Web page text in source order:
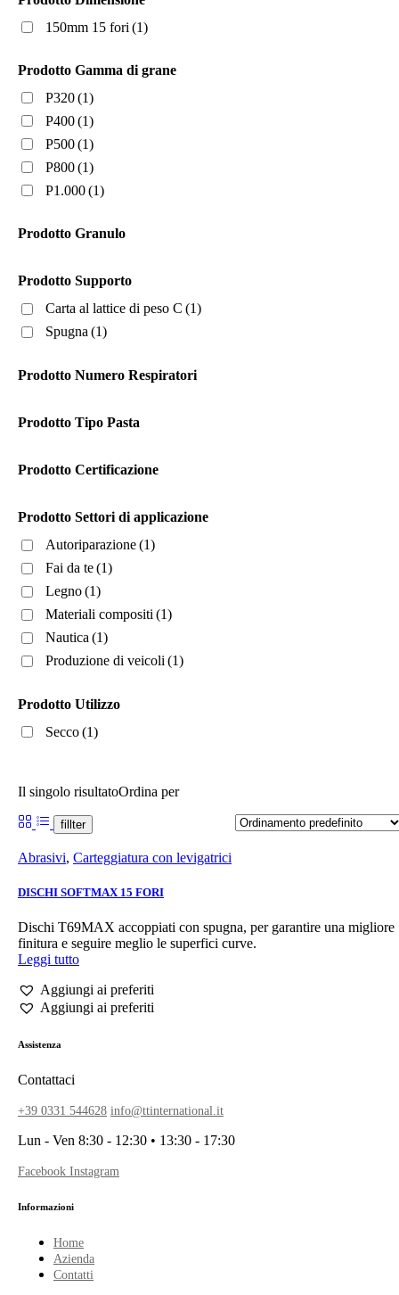
Fai da te (1)
Materiali compositi(1)
Nautica
Produzione di veicoli
Prodotto Utilizzo
150mm 15 fori (1)
Prodotto Gamma di grane
P320(1)
P400(1)
P500(1)
P800(1)
P1.000(1)
Prodotto Granulo
Prodotto Supporto
Carta al lattice di peso C (1)
Spugna (1)
Prodotto Numero Respiratori
Prodotto Tipo Pasta
Prodotto Certificazione
Prodotto Settori di applicazione
Autoriparazione(1)
Fai da te(1)
Legno(1)
Materiali compositi(1)
Nautica(1)
Produzione di veicoli(1)
Prodotto Utilizzo
Secco(1)
Il singolo risultatoOrdina per
fillter
Abrasivi, Carteggiatura con levigatrici
DISCHI SOFTMAX 15 FORI
Dischi T69MAX accoppiati con spugna, per garantire una migliore
finitura e seguire meglio le superfici curve.
Leggi tutto
Aggiungi ai preferiti
Aggiungi ai preferiti
Assistenza
Contattaci
+39 0331 544628 info@ttinternational.it
Lun - Ven 8:30 - 12:30 • 13:30 - 17:30
Facebook Instagram
Informazioni
Home
Azienda
Contatti